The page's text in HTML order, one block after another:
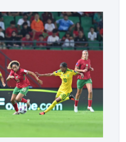
الصحفي ومقتضيات القانون
لفقر وهشاشة بعض المواطنين
لخدمة أجندات التهييج وضرر
وائل الريفي” هذا الأحد ليؤكد